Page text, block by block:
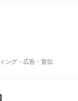
ング・広告・宣伝